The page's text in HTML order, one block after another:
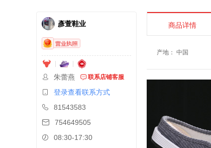
彥萱鞋业
朱蕾燕 联系店铺客服
登录查看联系方式
81543583
754649505
08:30-17:30
商品详情
产地 ： 中国